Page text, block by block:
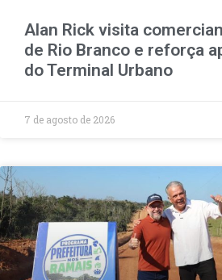
Alan Rick visita
de Rio Branco e reforça
do Terminal Urbano
7 de agosto de 2026